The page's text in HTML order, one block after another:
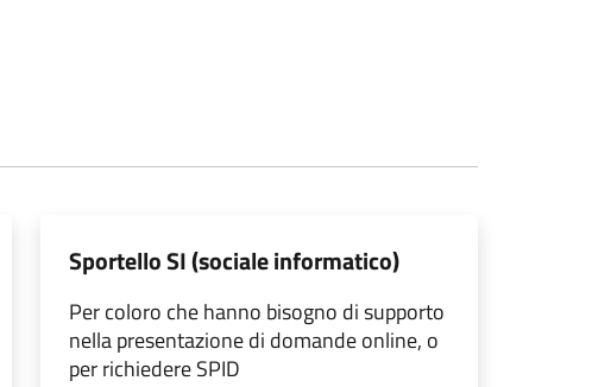
Sportello SI (sociale informatico)
Per coloro che hanno bisogno di supporto
nella presentazione di domande online, o
per richiedere SPID